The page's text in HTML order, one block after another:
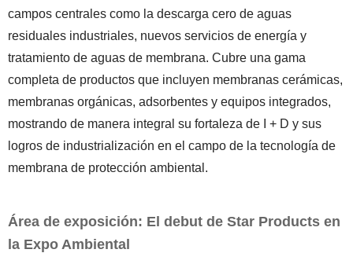
campos centrales como la descarga cero de aguas
residuales industriales, nuevos servicios de energía y
tratamiento de aguas de membrana. Cubre una gama
completa de productos que incluyen membranas cerámicas,
membranas orgánicas, adsorbentes y equipos integrados,
mostrando de manera integral su fortaleza de I + D y sus
logros de industrialización en el campo de la tecnología de
membrana de protección ambiental.
Área de exposición: El debut de Star Products en
la Expo Ambiental